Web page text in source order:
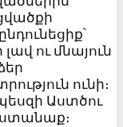
ու մնայուն
ունի։
Աստծու